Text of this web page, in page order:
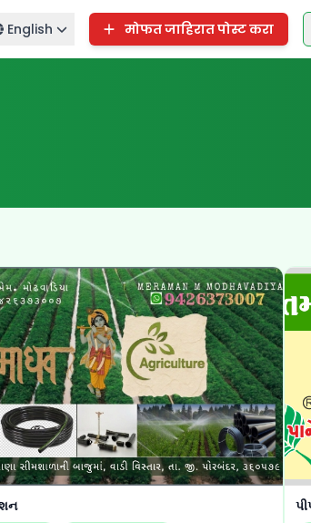
English मोफत जाहिरात पोस्ट करा
પીપળાના પાને